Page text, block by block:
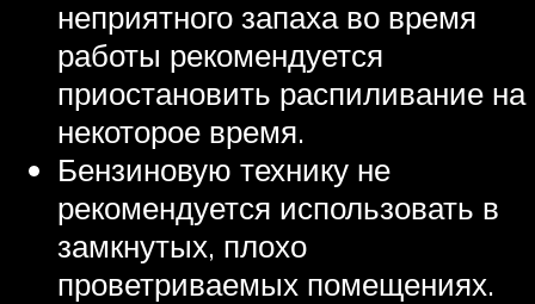
неприятного запаха во время
работы рекомендуется
приостановить распиливание на
некоторое время.
Бензиновую технику не
рекомендуется использовать в
замкнутых, плохо
проветриваемых помещениях.